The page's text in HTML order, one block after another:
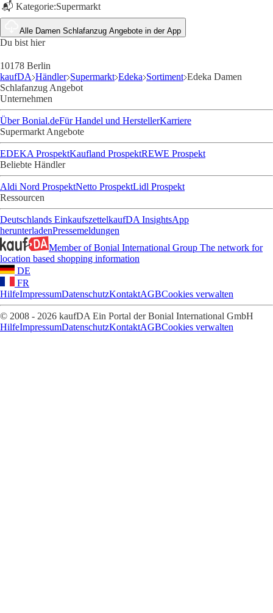
📬 Kategorie:Supermarkt
Alle Damen Schlafanzug Angebote in der App
Du bist hier
10178 Berlin
kaufDA Händler Supermarkt Edeka Sortiment Edeka Damen
Schlafanzug Angebot
Unternehmen
Über Bonial.deFür Handel und HerstellerKarriere
Supermarkt Angebote
EDEKA ProspektKaufland ProspektREWE Prospekt
Beliebte Händler
Aldi Nord ProspektNetto ProspektLidl Prospekt
Ressourcen
Deutschlands EinkaufszettelkaufDA InsightsApp
herunterladenPressemeldungen
Member of Bonial International Group The network for
location based shopping information
DE
FR
HilfeImpressumDatenschutzKontaktAGBCookies verwalten
© 2008 - 2026 kaufDA Ein Portal der Bonial International GmbH
HilfeImpressumDatenschutzKontaktAGBCookies verwalten